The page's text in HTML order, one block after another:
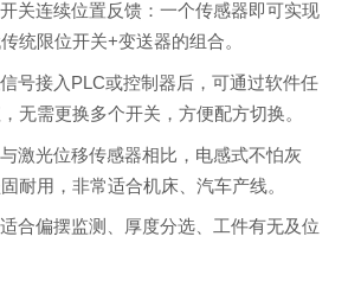
关连续位置反馈：一个传感器即可实现
统限位开关+变送器的组合。
号接入PLC或控制器后，可通过软件任
无需更换多个开关，方便配方切换。
激光位移传感器相比，电感式不怕灰
耐用，非常适合机床、汽车产线。
合偏摆监测、厚度分选、工件有无及位